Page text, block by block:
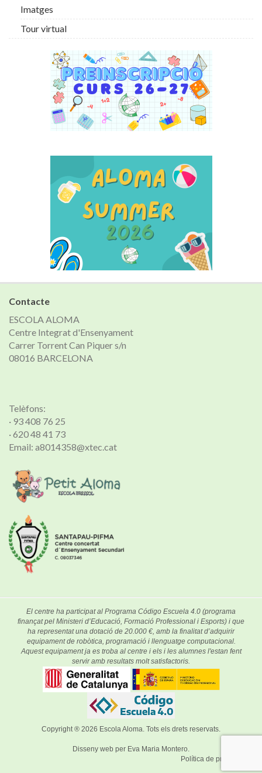
Imatges
Tour virtual
Contacte
ESCOLA ALOMA
Centre Integrat d'Ensenyament
Carrer Torrent Can Piquer s/n
08016 BARCELONA
Telèfons:
· 93 408 76 25
· 620 48 41 73
Email: a8014358@xtec.cat
El centre ha participat al Programa Código Escuela 4.0 (programa
finançat pel Ministeri d’Educació, Formació Professional i Esports) i que
ha representat una dotació de 20.000 €, amb la finalitat d’adquirir
equipament de robòtica, programació i llenguatge computacional.
Aquest equipament ja es troba al centre i els i les alumnes l'estan fent
servir amb resultats molt satisfactoris.
Copyright ® 2026 Escola Aloma. Tots els drets reservats.
Disseny web per Eva Maria Montero.
Política de privacitat